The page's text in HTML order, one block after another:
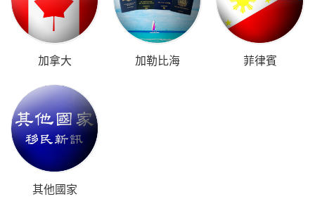
加拿大 加勒比海 菲律賓
其他國家